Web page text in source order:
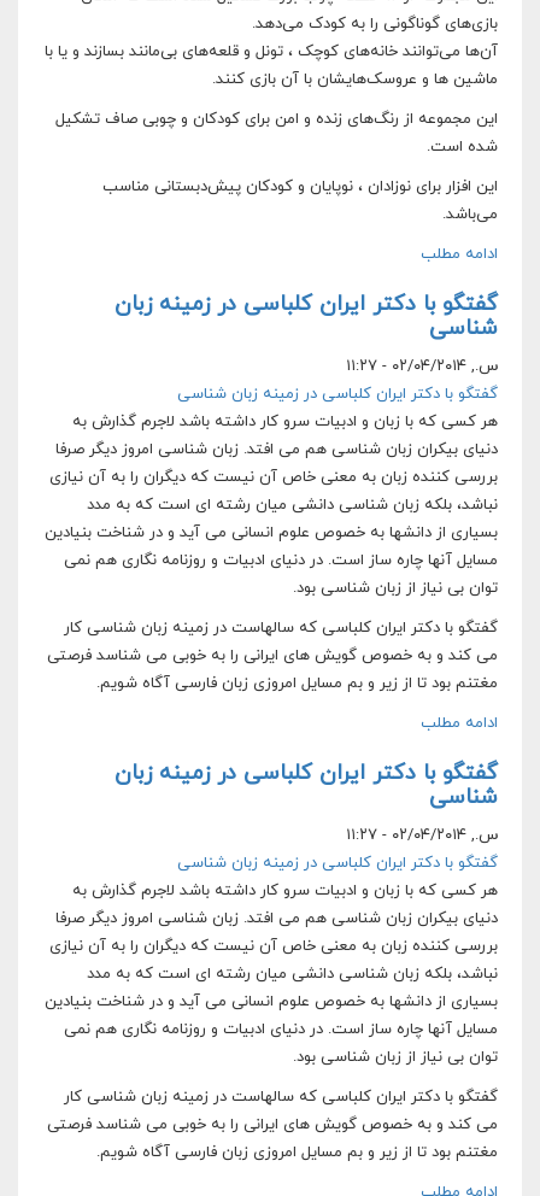
بازی‌های گوناگونی را به کودک می‌دهد.
آن‌ها می‌توانند خانه‌های کوچک ، تونل و قلعه‌های بی‌مانند بسازند و یا با
ماشین ها و عروسک‌هایشان با آن بازی کنند.
این مجموعه از رنگ‌های زنده و امن برای کودکان و چوبی صاف تشکیل
شده است.
این افزار برای نوزادان ، نوپایان و کودکان پیش‌دبستانی مناسب
می‌باشد.
ادامه مطلب
گفتگو با دکتر ایران کلباسی در زمینه زبان
شناسی
س., ۰۲/۰۴/۲۰۱۴ - ۱۱:۲۷
گفتگو با دکتر ایران کلباسی در زمینه زبان شناسی
هر کسی که با زبان و ادبیات سرو کار داشته باشد لاجرم گذارش به
دنیای بیکران زبان شناسی هم می افتد. زبان شناسی ‏امروز دیگر صرفا
بررسی کننده زبان به معنی خاص آن نیست که دیگران را به آن نیازی
نباشد، بلکه زبان شناسی دانشی ‏میان رشته ای است که به مدد
بسیاری از دانشها به خصوص علوم انسانی می آید و در شناخت بنیادین
مسایل آنها چاره ساز ‏است. در دنیای ادبیات و روزنامه نگاری هم نمی
توان بی نیاز از زبان شناسی بود.
گفتگو با دکتر ایران کلباسی که سالهاست در زمینه زبان شناسی کار
می کند و به خصوص گویش های ایرانی را به خوبی ‏می شناسد فرصتی
مغتنم بود تا از زیر و بم مسایل امروزی زبان فارسی آگاه شویم.
ادامه مطلب
گفتگو با دکتر ایران کلباسی در زمینه زبان
شناسی
س., ۰۲/۰۴/۲۰۱۴ - ۱۱:۲۷
گفتگو با دکتر ایران کلباسی در زمینه زبان شناسی
هر کسی که با زبان و ادبیات سرو کار داشته باشد لاجرم گذارش به
دنیای بیکران زبان شناسی هم می افتد. زبان شناسی ‏امروز دیگر صرفا
بررسی کننده زبان به معنی خاص آن نیست که دیگران را به آن نیازی
نباشد، بلکه زبان شناسی دانشی ‏میان رشته ای است که به مدد
بسیاری از دانشها به خصوص علوم انسانی می آید و در شناخت بنیادین
مسایل آنها چاره ساز ‏است. در دنیای ادبیات و روزنامه نگاری هم نمی
توان بی نیاز از زبان شناسی بود.
گفتگو با دکتر ایران کلباسی که سالهاست در زمینه زبان شناسی کار
می کند و به خصوص گویش های ایرانی را به خوبی ‏می شناسد فرصتی
مغتنم بود تا از زیر و بم مسایل امروزی زبان فارسی آگاه شویم.